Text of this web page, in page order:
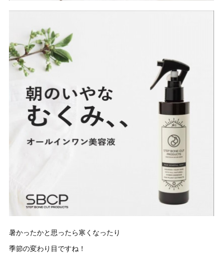
暑かったかと思ったら寒くなったり
季節の変わり目ですね！